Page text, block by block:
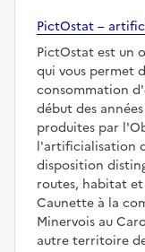
PictOstat –
PictOstat est un
qui vous permet
consommation
début des
produites par
l'artificialisation
disposition
routes, habitat
Caunette à la
Minervois au
autre territoire